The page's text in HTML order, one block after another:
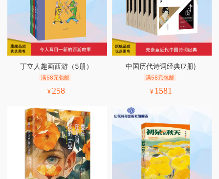
丁立人趣画西游（5册）
满58元包邮
¥258
中国历代诗词经典(7册)
满58元包邮
¥ 1581